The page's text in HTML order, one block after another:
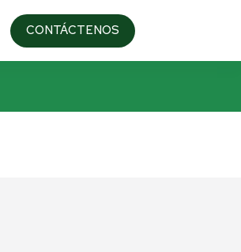
+51 993 687 103
CONTÁCTENOS